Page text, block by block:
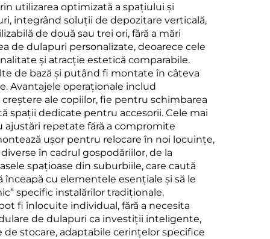
utilizarea optimizată a spațiului și
integrând soluții de depozitare verticală,
de două sau trei ori, fără a mări
de dulapuri personalizate, deoarece cele
și atracție estetică comparabile.
de bază și putând fi montate în câteva
Avantajele operaționale includ
ale copiilor, fie pentru schimbarea
spații dedicate pentru accesorii. Cele mai
repetate fără a compromite
ușor pentru relocare în noi locuințe,
în cadrul gospodăriilor, de la
spațioase din suburbiile, care caută
cu elementele esențiale și să le
specific instalărilor tradiționale.
fi înlocuite individual, fără a necesita
de dulapuri ca investiții inteligente,
stocare, adaptabile cerințelor specifice